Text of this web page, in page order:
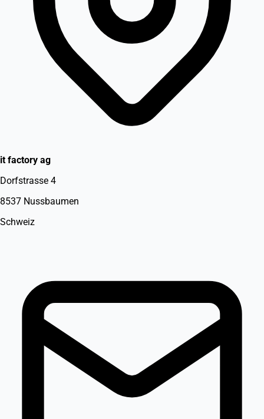
it factory ag
Dorfstrasse 4
8537 Nussbaumen
Schweiz